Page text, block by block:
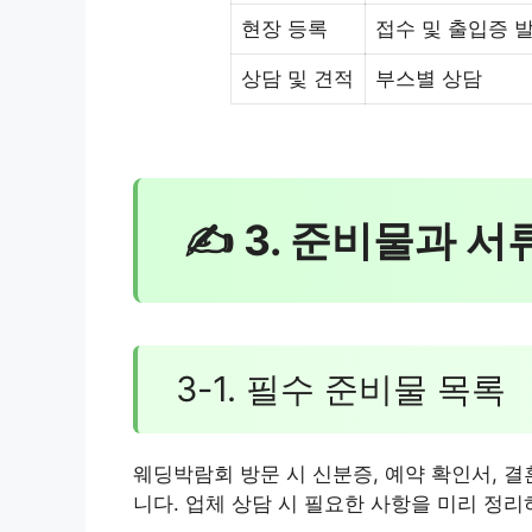
현장 등록 접수 및 출입증
상담 및 견적 부스별 상담
✍ 3. 준비물과 서
3-1. 필수 준비물 목록
웨딩박람회 방문 시 신분증, 예약 확인서,
니다. 업체 상담 시 필요한 사항을 미리 정